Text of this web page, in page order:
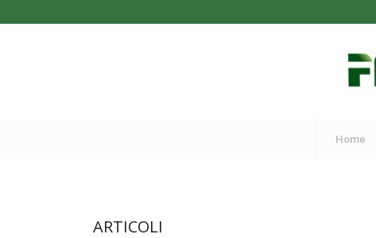
Home
ARTICOLI